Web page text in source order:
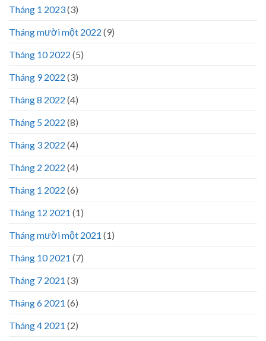
Tháng 1 2023(3)
Tháng mười một 2022 (9)
Tháng 10 2022 (5)
Tháng 9 2022 (3)
Tháng 8 2022 (4)
Tháng 5 2022 (8)
Tháng 3 2022 (4)
Tháng 2 2022 (4)
Tháng 1 2022 (6)
Tháng 12 2021 (1)
Tháng mười một 2021 (1)
Tháng 10 2021 (7)
Tháng 7 2021 (3)
Tháng 6 2021 (6)
Tháng 4 2021 (2)